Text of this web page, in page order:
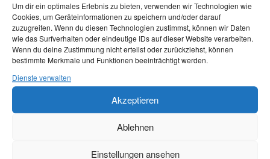
Um dir ein optimales Erlebnis zu bieten, verwenden wir Technologien wie
Cookies, um Geräteinformationen zu speichern und/oder darauf
zuzugreifen. Wenn du diesen Technologien zustimmst, können wir Daten
wie das Surfverhalten oder eindeutige IDs auf dieser Website verarbeiten.
Wenn du deine Zustimmung nicht erteilst oder zurückziehst, können
bestimmte Merkmale und Funktionen beeinträchtigt werden.
Dienste verwalten
Akzeptieren
Ablehnen
Einstellungen ansehen
Ich bin Martina und Autorin dieses Blogs.
Mehr Infos unter About me.